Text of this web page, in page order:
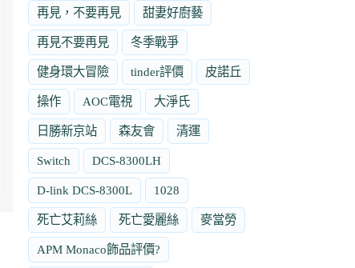
再見，不要再見 甜妻好廚藝
再見不要再見 冬季戰爭
健身環大冒險 tinder評價 皮諾丘
操作 AOC電視 大淨氏
日勝新京站 森友會 清運
Switch DCS-8300LH
D-link DCS-8300L 1028
死亡艾莉絲 死亡愛麗絲 麥當勞
APM Monaco飾品評價?